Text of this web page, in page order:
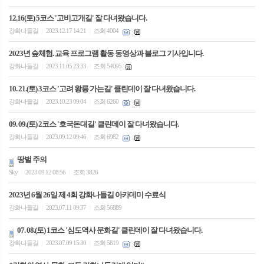
12.16(토) 5코스 '고비고개길' 잘 다녀왔습니다.
강화나들길 2023.12.17 14:21 조회 4004
2023년 숲체험. 교육 프로그램 활동 동영상과 블로그 기사입니다.
강화나들길 2023.11.05 23:33 조회 54095
10. 21.(토) 3코스 '고려 왕릉 가는길' 클린데이 잘 다녀왔습니다.
강화나들길 2023.10.23 09:04 조회 6260
09. 09.(토) 2코스 '호국돈대길' 클린데이 잘 다녀왔습니다.
강화나들길 2023.09.12 09:46 조회 6982
땅벌 주의
Sky 2023.09.12 08:56 조회 3826
2023년 6월 26일 제 4회 강화나들길 아카데미 수료식
강화나들길 2023.07.11 09:37 조회 56889
07. 08.(토) 1코스 '심도역사 문화길' 클린데이 잘 다녀왔습니다.
강화나들길 2023.07.09 15:30 조회 5819